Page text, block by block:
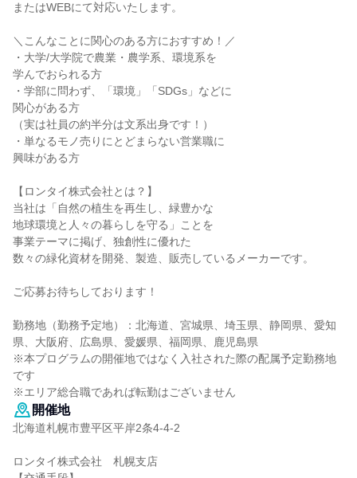
またはWEBにて対応いたします。
＼こんなことに関心のある方におすすめ！／
・大学/大学院で農業・農学系、環境系を
学んでおられる方
・学部に問わず、「環境」「SDGs」などに
関心がある方
（実は社員の約半分は文系出身です！）
・単なるモノ売りにとどまらない営業職に
興味がある方
【ロンタイ株式会社とは？】
当社は「自然の植生を再生し、緑豊かな
地球環境と人々の暮らしを守る」ことを
事業テーマに掲げ、独創性に優れた
数々の緑化資材を開発、製造、販売しているメーカーです。
ご応募お待ちしております！
勤務地（勤務予定地）：北海道、宮城県、埼玉県、静岡県、愛知
県、大阪府、広島県、愛媛県、福岡県、鹿児島県
※本プログラムの開催地ではなく入社された際の配属予定勤務地
です
※エリア総合職であれば転勤はございません
開催地
北海道札幌市豊平区平岸2条4-4-2
ロンタイ株式会社 札幌支店